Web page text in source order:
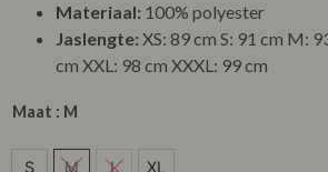
Materiaal: 100% polyester
Jaslengte: XS: 89 cm S: 91 cm M:
cm XXL: 98 cm XXXL: 99 cm
Maat : M
S
S M L XL